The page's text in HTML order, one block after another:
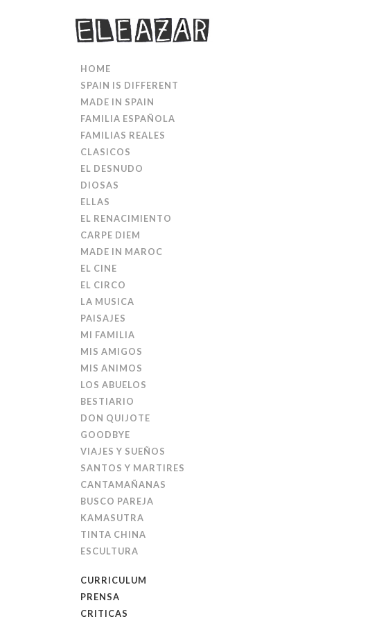
HOME
SPAIN IS DIFFERENT
MADE IN SPAIN
FAMILIA ESPAÑOLA
FAMILIAS REALES
CLASICOS
EL DESNUDO
DIOSAS
ELLAS
EL RENACIMIENTO
CARPE DIEM
MADE IN MAROC
EL CINE
EL CIRCO
LA MUSICA
PAISAJES
MI FAMILIA
MIS AMIGOS
MIS ANIMOS
LOS ABUELOS
BESTIARIO
DON QUIJOTE
GOODBYE
VIAJES Y SUEÑOS
SANTOS Y MARTIRES
CANTAMAÑANAS
BUSCO PAREJA
KAMASUTRA
TINTA CHINA
ESCULTURA
CURRICULUM
PRENSA
CRITICAS